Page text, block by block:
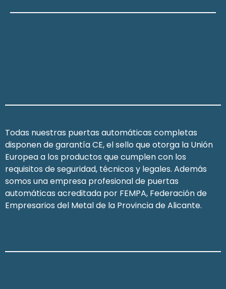
Todas nuestras puertas automáticas completas
disponen de garantía CE, el sello que otorga la Unión
Europea a los productos que cumplen con los
requisitos de seguridad, técnicos y legales. Además
somos una empresa profesional de puertas
automáticas acreditada por FEMPA, Federación de
Empresarios del Metal de la Provincia de Alicante.